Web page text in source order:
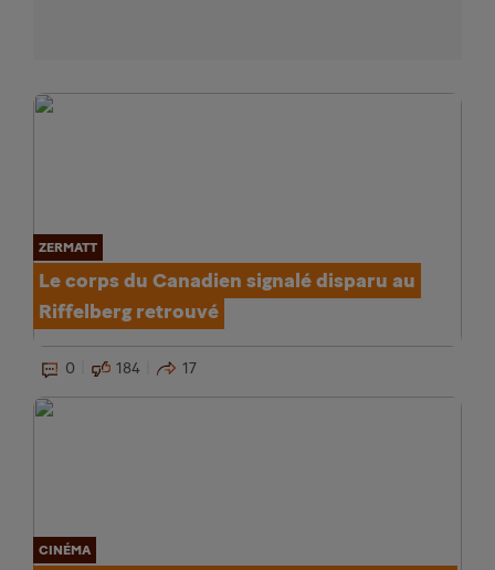
ZERMATT
Le corps du Canadien signalé disparu au
Riffelberg retrouvé
0 184 17
CINÉMA